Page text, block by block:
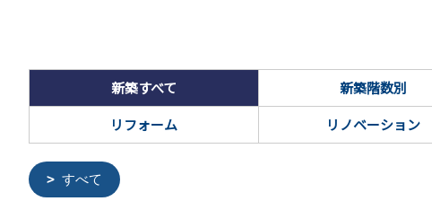
新築すべて 新築階数別
リフォーム
リノベーション
すべて